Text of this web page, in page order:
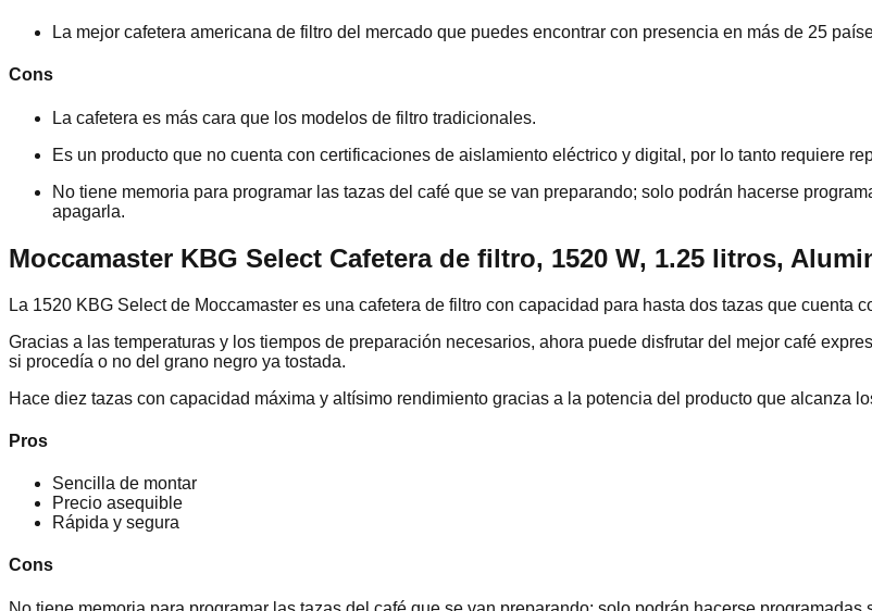
La mejor cafetera americana de filtro del mercado que puedes encontrar con presencia en más de 25
Cons
La cafetera es más cara que los modelos de filtro tradicionales.
Es un producto que no cuenta con certificaciones de aislamiento eléctrico y digital, por lo tanto requiere
No tiene memoria para programar las tazas del café que se van preparando; solo podrán hacerse
apagarla.
Moccamaster KBG Select Cafetera de filtro, 1520 W, 1.25 litros,
La 1520 KBG Select de Moccamaster es una cafetera de filtro con capacidad para hasta dos tazas que
Gracias a las temperaturas y los tiempos de preparación necesarios, ahora puede disfrutar del mejor café
si procedía o no del grano negro ya tostada.
Hace diez tazas con capacidad máxima y altísimo rendimiento gracias a la potencia del producto que alcanza
Pros
Sencilla de montar
Precio asequible
Rápida y segura
Cons